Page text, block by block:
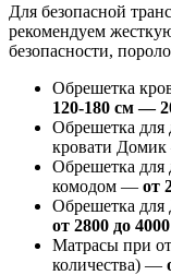
Для безопасной
рекомендуем
безопасности,
Обрешетка
120-180 см —
Обрешетка для
кровати
Обрешетка для
комодом — от
Обрешетка
от 2800 до
Матрасы при
количества) —